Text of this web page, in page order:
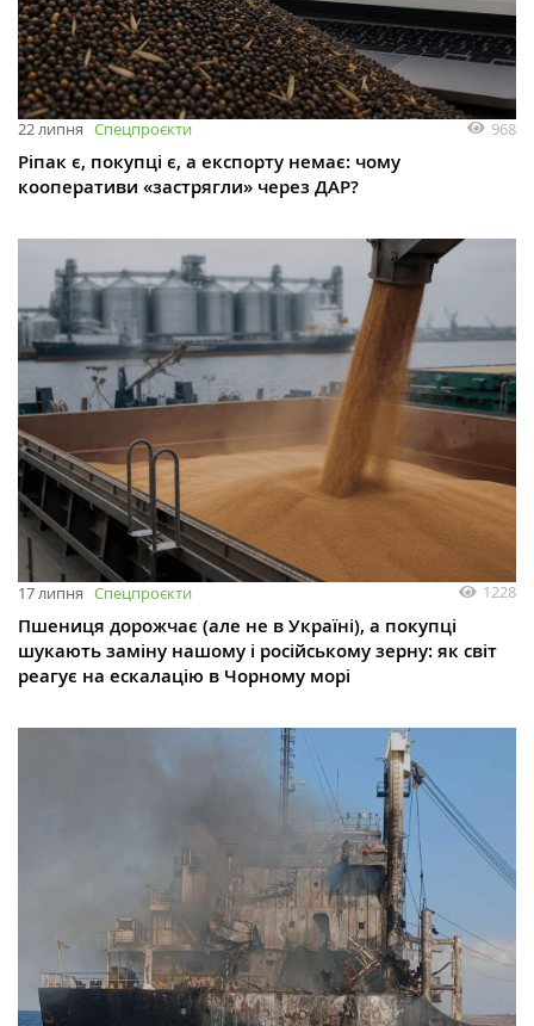
22 липня Спецпроєкти 968
Ріпак є, покупці є, а експорту немає: чому
кооперативи «застрягли» через ДАР?
17 липня Спецпроєкти 1228
Пшениця дорожчає (але не в Україні), а покупці
шукають заміну нашому і російському зерну: як світ
реагує на ескалацію в Чорному морі